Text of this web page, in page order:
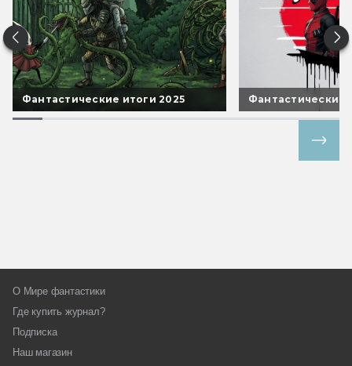
Фантастические итоги 2025 Фантастические
О Мире фантастики
Где купить журнал?
Подписка
Наш магазин